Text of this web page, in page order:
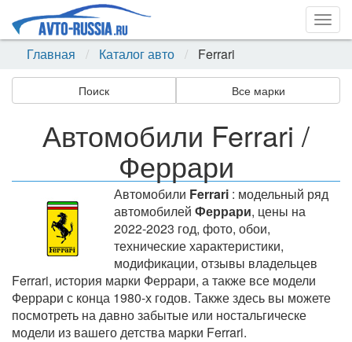
Главная
Каталог авто Ferrari
Поиск Все марки
Автомобили Ferrari /
Феррари
Автомобили Ferrari : модельный ряд
автомобилей Феррари, цены на
2022-2023 год, фото, обои,
технические характеристики,
модификации, отзывы владельцев
Ferrari, история марки Феррари, а также все модели
Феррари с конца 1980-х годов. Также здесь вы можете
посмотреть на давно забытые или ностальгическе
модели из вашего детства марки Ferrari.